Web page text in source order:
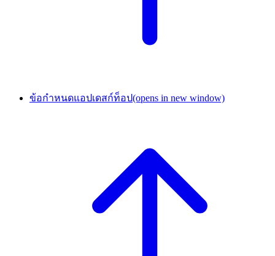
ข้อกำหนดแอปเดสก์ท็อป(opens in new window)